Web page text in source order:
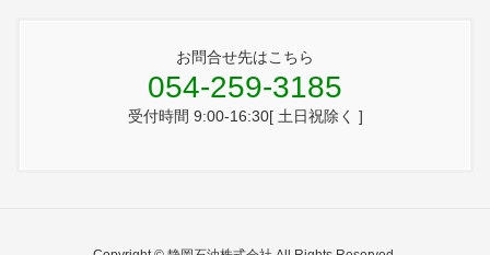
お問合せ先はこちら
054-259-3185
受付時間 9:00-16:30[ 土日祝除く ]